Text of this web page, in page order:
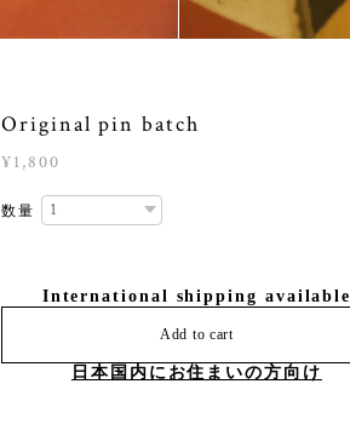
Original pin batch
¥1,800
数量
International shipping available
Add to cart
日本国内にお住まいの方向け